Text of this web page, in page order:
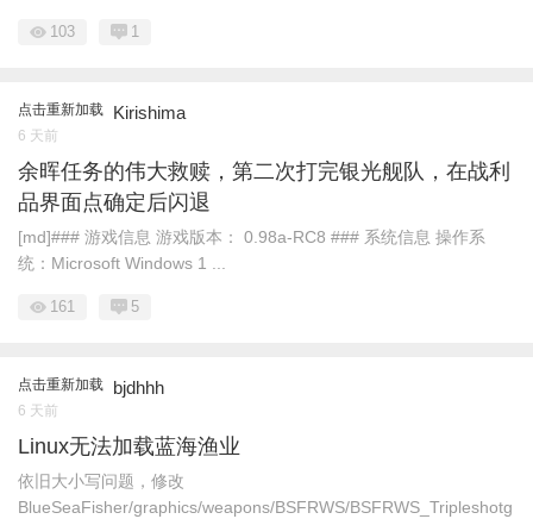
103 1
点击重新加载 Kirishima
6 天前
余晖任务的伟大救赎，第二次打完银光舰队，在战利
品界面点确定后闪退
[md]### 游戏信息 游戏版本： 0.98a-RC8 ### 系统信息 操作系
统：Microsoft Windows 1 ...
161 5
点击重新加载 bjdhhh
6 天前
Linux无法加载蓝海渔业
依旧大小写问题，修改
BlueSeaFisher/graphics/weapons/BSFRWS/BSFRWS_Tripleshotg